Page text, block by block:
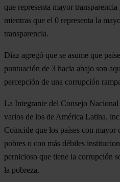
que representa mayor
mientras que el 0 representa la
transparencia.
Díaz agregó que se asume que
puntuación de 3 hacia abajo son
percepción de una corrupción
La Integrante del Consejo
varios de los de América Latina,
Coincide que los países con mayor
pobres o con más débiles
pernicioso que tiene la corrupción
la pobreza.